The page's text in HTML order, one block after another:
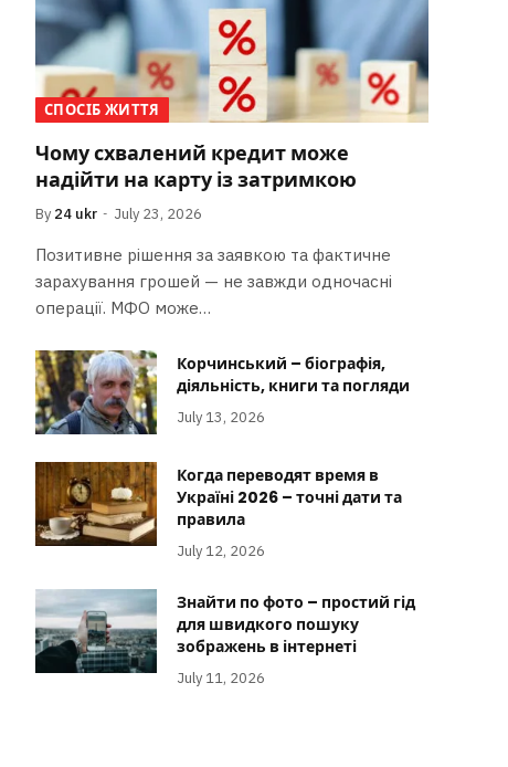
СПОСІБ ЖИТТЯ
Чому схвалений кредит може
надійти на карту із затримкою
By 24 ukr July 23, 2026
Позитивне рішення за заявкою та фактичне
зарахування грошей — не завжди одночасні
операції. МФО може…
Корчинський – біографія,
діяльність, книги та погляди
July 13, 2026
Когда переводят время в
Україні 2026 – точні дати та
правила
July 12, 2026
Знайти по фото – простий гід
для швидкого пошуку
зображень в інтернеті
July 11, 2026